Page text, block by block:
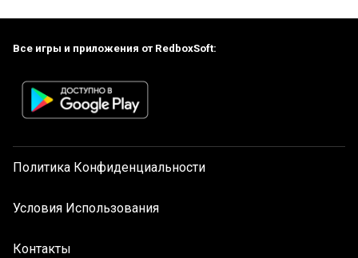
Все игры и приложения от RedboxSoft:
Политика Конфиденциальности
Условия Использования
Контакты